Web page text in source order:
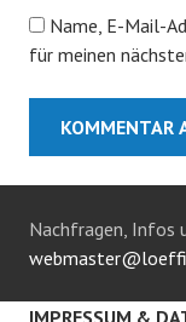
Name, E-Mail-
für meinen
Nachfragen, Infos